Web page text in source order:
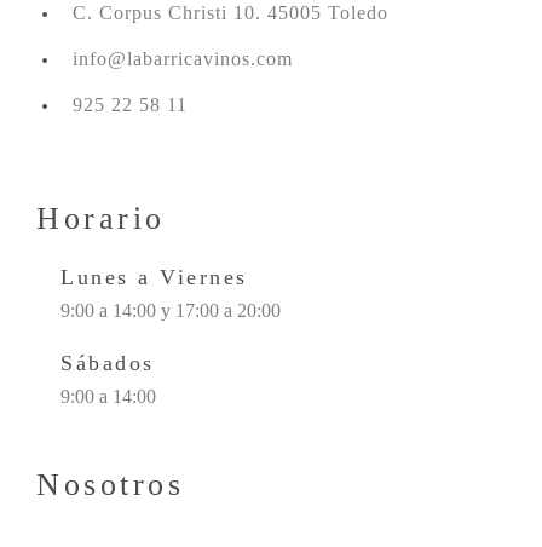
C. Corpus Christi 10. 45005 Toledo
info@labarricavinos.com
925 22 58 11
Horario
Lunes a Viernes
9:00 a 14:00 y 17:00 a 20:00
Sábados
9:00 a 14:00
Nosotros